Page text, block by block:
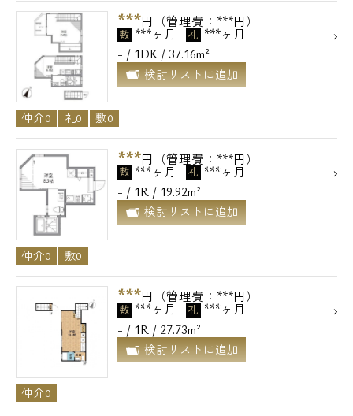
***円（管理費：***円）
敷 ***ヶ月 礼 ***ヶ月
- / 1DK / 37.16m²
検討リストに追加
仲介0 礼0 敷0
***円（管理費：***円）
敷 ***ヶ月 礼 ***ヶ月
- / 1R / 19.92m²
検討リストに追加
仲介0 敷0
***円（管理費：***円）
敷 ***ヶ月 礼 ***ヶ月
- / 1R / 27.73m²
検討リストに追加
仲介0